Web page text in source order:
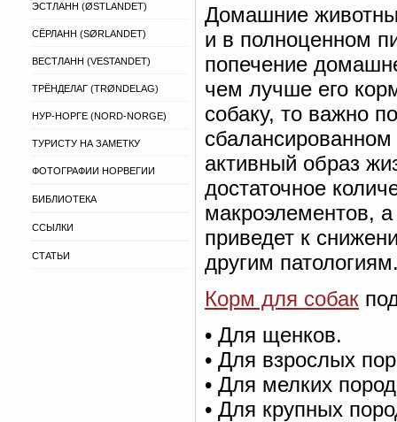
ЭСТЛАНН (ØSTLANDET)
СЁРЛАНН (SØRLANDET)
ВЕСТЛАНН (VESTANDET)
ТРЁНДЕЛАГ (TRØNDELAG)
НУР-НОРГЕ (NORD-NORGE)
ТУРИСТУ НА ЗАМЕТКУ
ФОТОГРАФИИ НОРВЕГИИ
БИБЛИОТЕКА
ССЫЛКИ
СТАТЬИ
Домашние
и в полноценном
попечение
чем лучше его
собаку, то важно
активный образ
достаточное
макроэлементов,
приведет к
другим
Корм для собак
• Для щенков.
• Для взрослых
• Для мелких
• Для крупных